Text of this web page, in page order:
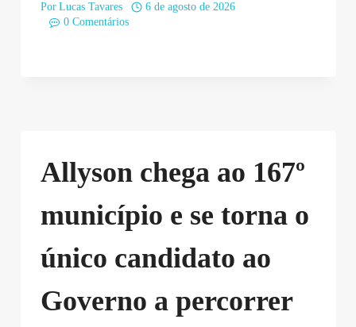
Por Lucas Tavares
6 de agosto de 2026
0 Comentários
Allyson chega ao 167º
município e se torna o
único candidato ao
Governo a percorrer